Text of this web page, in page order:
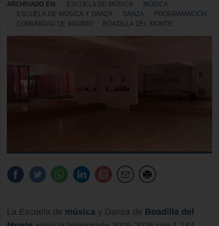
ARCHIVADO EN:
ESCUELA DE MÚSICA
MÚSICA
ESCUELA DE MÚSICA Y DANZA
DANZA
PROGRAMACIÓN
COMUNIDAD DE MADRID
BOADILLA DEL MONTE
La Escuela de música y Danza de Boadilla del